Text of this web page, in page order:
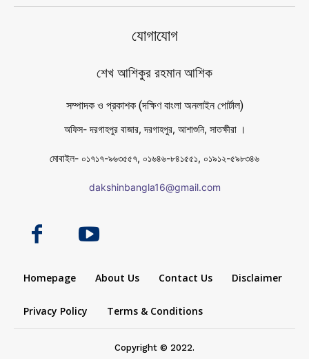
যোগাযোগ
শেখ আশিকুর রহমান আশিক
সম্পাদক ও প্রকাশক (দক্ষিণ বাংলা অনলাইন পোর্টাল)
অফিস- দরগাহপুর বাজার, দরগাহপুর, আশাশুনি, সাতক্ষীরা ।
মোবাইল- ০১৭১৭-৯৬৩৫৫৭, ০১৬৪৬-৮৪১৫৫১, ০১৯১২-৫৯৮৩৪৬
dakshinbangla16@gmail.com
Homepage About Us Contact Us Disclaimer
Privacy Policy Terms & Conditions
Copyright © 2022.